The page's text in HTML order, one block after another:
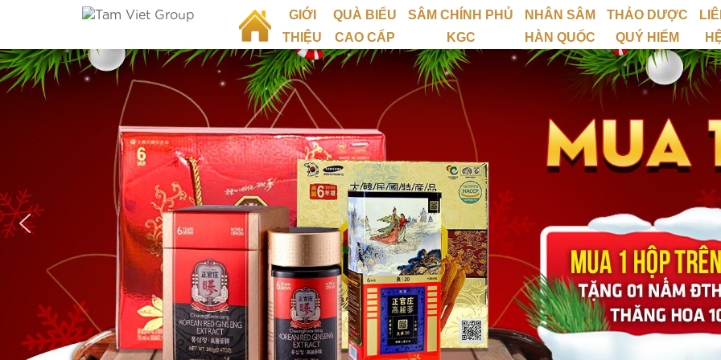
GIỚI
THIỆU
QUÀ BIẾU
CAO CẤP
SÂM CHÍNH PHỦ
KGC
NHÂN SÂM
HÀN QUỐC
THẢO DƯỢC
QUÝ HIẾM